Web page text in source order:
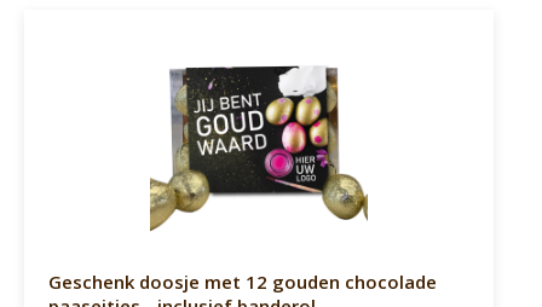
Geschenk doosje met 12 gouden chocolade